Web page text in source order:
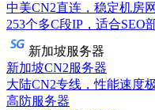
中美CN2直连，稳定机房
253个多C段IP，适合SEO
新加坡服务器
新加坡CN2服务器
大陆CN2专线，性能速度
高防服务器